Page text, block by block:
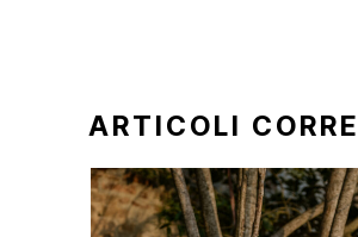
ARTICOLI